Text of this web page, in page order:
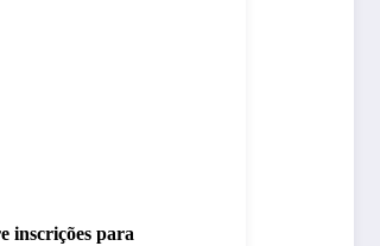
inscrições para